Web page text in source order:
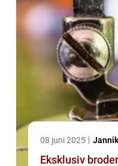
08 juni 2025
Eksklusiv